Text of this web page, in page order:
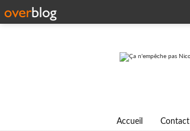
Accueil Contact